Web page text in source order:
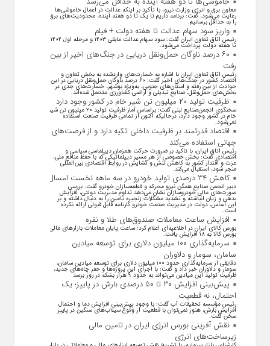
معاون برق و انرژی وزارت نیرو، با تأکید بر اینکه عدالت در اعمال خاموشی‌ها
رعایت می‌شود، گفت: برنامه داریم تا یک تا دو هفته آینده، محدودیت‌های برق
را به حداقل برسانیم.
واریز سود سهام عدالت تا هفته دولت + فیلم
رئیس اتاق تعاون ایران گفت: سود سهام عدالت مابقی ۱۴۰۳ و مرحله اول ۱۴۰۴
تا هفته دولت پرداخت می‌شود.
۶۰ درصد ناوگان حمل‌ونقل دریایی در جنگ‌های اخیر از بین
رفت
رئیس اتاق تعاون ایران با اشاره به خسارت‌های واردشده به بخش تعاون و
اقتصاد کشور در جنگ‌های اخیر گفت: ۶۰ درصد ناوگان حمل‌ونقل دریایی در این
حوادث از بین رفته و استان‌های جنوبی، به‌ویژه بوشهر، خسارت‌های جدی در
بخش‌های حمل‌ونقل، صنایع تبدیلی و اراضی کشاورزی متحمل شده‌اند.
ظرفیت تولید ۲۰ میلیون تن شیر خام در کشور وجود دارد
سخنگوی انجمن‌صنایع لبنی گفت: براساس آمار ظرفیت تولید ۲۰ میلیون تن شیر
خام در کشور وجود دارد، درحالیکه اکنون از تمامی ظرفیت صنعت استفاده
نمی‌شود.
اقتصاد قدرتمند بر ظرفیت داخلی تکیه دارد و از فرصت‌های
جهانی استفاده می‌کند
رئیس اتاق ایران، با تاکید بر ضرورت حرکت همزمان دیپلماسی سیاسی و
اقتصادی گفت: بخش خصوصی از هر مسیر دیپلماتیکی که با حفظ منافع ملی،
عزت و اقتدار کشور به کاهش تنش و گشایش در روابط اقتصادی بین‌المللی
منجر شود، استقبال می‌کند.
کاهش ۳۴ درصدی تولید خودرو در سه ماهه نخست امسال
دبیر انجمن صنایع همگن نیرو محرکه و قطعه‌سازان خودرو گفت: بررسی
صورت‌های مالی خودروسازان نشان می‌دهد تداوم مدیریت دولتی، افزایش
بدهی و زیان انباشته و تشدید مشکلات زنجیره تامین را به دنبال داشته و بر
این اساس، دولت در مدیریت صنعت خودرو کارنامه قابل قبولی ارائه نکرده
است.
افزایش ساعت معاملات صندوق‌های طلا و نقره
بورس کالای ایران در اطلاعیه‌ای اعلام کرد: ساعت پایان معاملات بازار‌های مالی
بورس کالا به ۱۸ افزایش یافت.
سرمایه‌گذاری ۱۰۰ میلیون دلاری برای توسعه میادین
سامان، سومار و دلاوران
دقایقی از سرمایه‌گذاری حدود ۱۰۰ میلیون دلاری برای توسعه میادین سامان،
سومار و دلاوران خبر داد و گفت: با اجرای این پروژه‌ها و حفر چاه‌های جدید،
ظرفیت تولید این میادین می‌تواند به حدود ۹ هزار بشکه در روز برسد
پیش‌بینی افزایش ۳۰ تا ۵۰ درصدی بارش در پاییز؛ یک
احتمال، نه قطعیت
رئیس مؤسسه تحقیقات آب گفت: با وجود پیش‌بینی افزایش دما و احتمال
افزایش بارش، هنوز نمی‌توان با قطعیت از وقوع سیلاب‌های سنگین در پاییز
سخن گفت.
نقش آفرینی بورس انرژی ایران در تامین مالی
زیرساخت‌های انرژی